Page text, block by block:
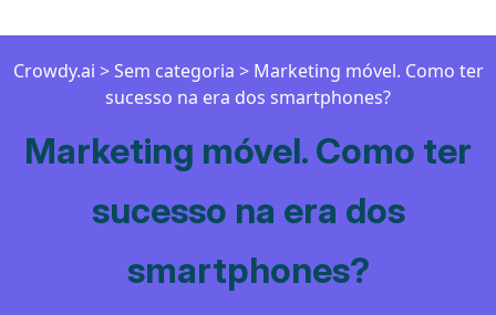
Crowdy.ai >Sem categoria > Marketing móvel. Como ter
sucesso na era dos smartphones?
Marketing móvel. Como ter
sucesso na era dos
smartphones?